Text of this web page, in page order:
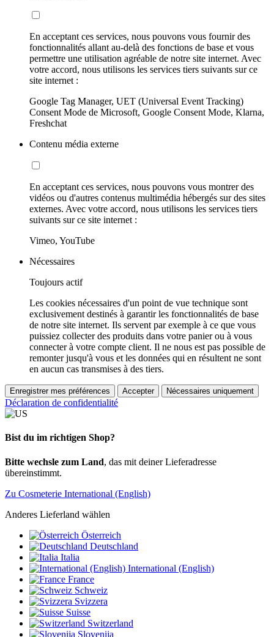
En acceptant ces services, nous pouvons vous fournir des
fonctionnalités allant au-delà des fonctions de base et vous
permettre une utilisation agréable de notre site internet. Avec
votre accord, nous utilisons les services tiers suivants sur ce
site internet :
Google Tag Manager, UET (Universal Event Tracking)
Consent Mode de Microsoft, Google Consent Mode, Klarna,
Freshchat
Contenu média externe
En acceptant ces services, nous pouvons vous montrer des
vidéos ou d'autres contenus multimédia hébergés sur des sites
externes. Avec votre accord, nous utilisons les services tiers
suivants sur ce site internet :
Vimeo, YouTube
Nécessaires
Toujours actif
Les cookies nécessaires d'un point de vue technique sont
exclusivement destinés à garantir les fonctionnalités de base
de notre site internet. Ils servent par exemple à ce que vous
puissiez collecter des produits dans votre panier ou à vous
connecter à votre compte client. Il ne nous est pas possible de
remonter jusqu'à vous et les données qui en résultent ne sont
en aucun cas transmises à des tiers.
Enregistrer mes préférences Accepter Nécessaires uniquement
Déclaration de confidentialité
Bist du im richtigen Shop?
Bitte wechsle zum Land, das mit deiner Lieferadresse
übereinstimmt.
Zu Cosmeterie International (English)
Anderes Lieferland wählen
Österreich
Deutschland
Italia
International (English)
France
Schweiz
Svizzera
Suisse
Switzerland
Slovenija